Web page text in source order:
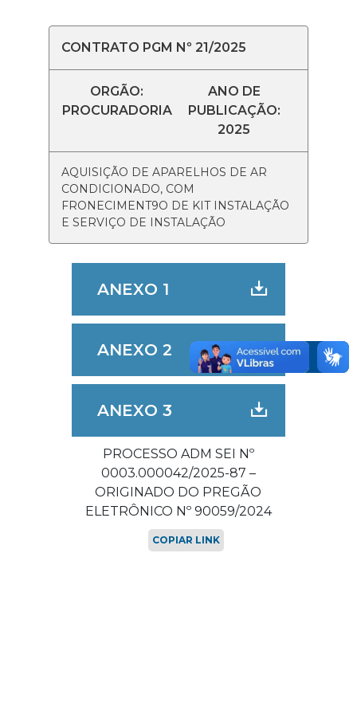
CONTRATO PGM Nº 21/2025
ORGÃO:
PROCURADORIA
ANO DE
PUBLICAÇÃO:
2025
AQUISIÇÃO DE APARELHOS DE AR
CONDICIONADO, COM
FRONECIMENT9O DE KIT INSTALAÇÃO
E SERVIÇO DE INSTALAÇÃO
ANEXO 1
ANEXO 2
ANEXO 3
PROCESSO ADM SEI Nº
0003.000042/2025-87 –
ORIGINADO DO PREGÃO
ELETRÔNICO Nº 90059/2024
COPIAR LINK